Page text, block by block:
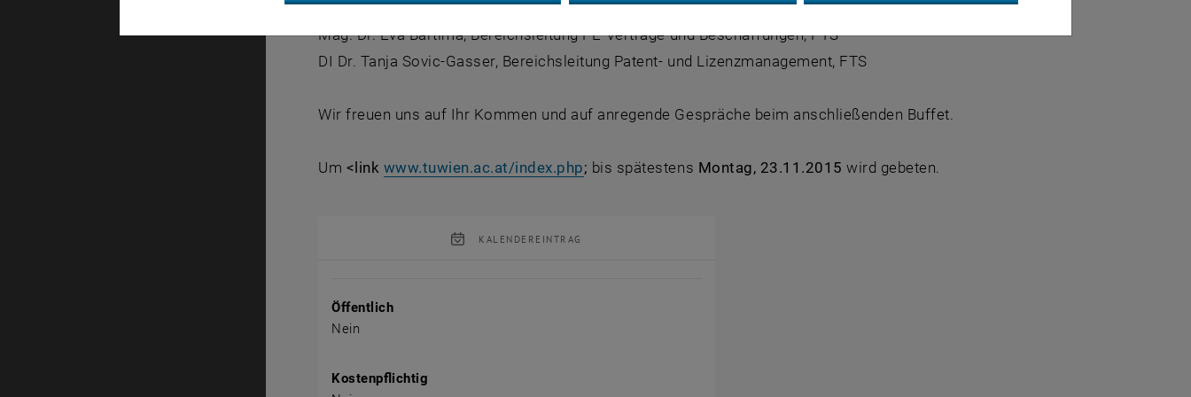
Mag. Dr. Elisabeth Schludermann, Bereichsleitung Förderberatung und Wirtschaftskooperationen, FTS
Mag. Dr. Eva Bartlmä, Bereichsleitung FE-Verträge und Beschaffungen, FTS
DI Dr. Tanja Sovic-Gasser, Bereichsleitung Patent- und Lizenzmanagement, FTS
Wir freuen uns auf Ihr Kommen und auf anregende Gespräche beim anschließenden Buffet.
Um <link www.tuwien.ac.at/index.php; bis spätestens Montag, 23.11.2015 wird gebeten.
KALENDEREINTRAG
Öffentlich
Nein
Kostenpflichtig